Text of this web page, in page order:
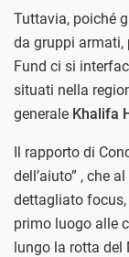
Tuttavia, poiché
da gruppi armati,
Fund ci si
situati nella
generale Khalifa
Il rapporto di
dell’aiuto” , che
dettagliato
primo luogo alle
lungo la rotta del